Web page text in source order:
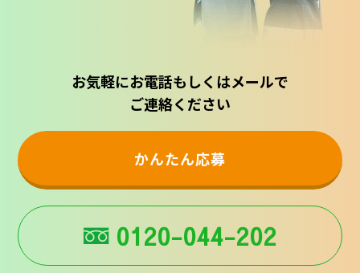
お気軽にお電話もしくはメールで
ご連絡ください
かんたん応募
0120-044-202